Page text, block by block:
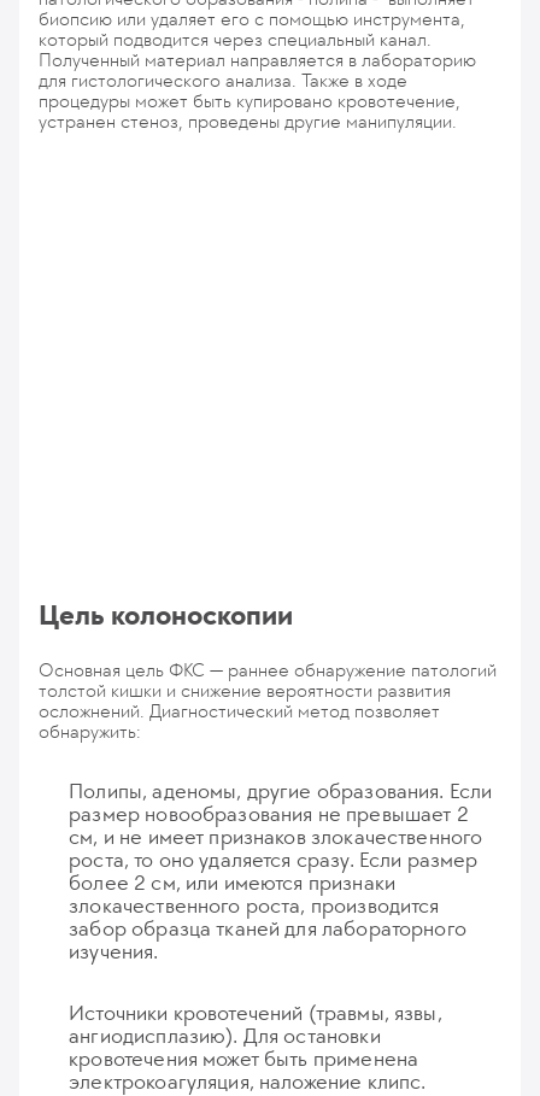
биопсию или удаляет его с помощью инструмента,
который подводится через специальный канал.
Полученный материал направляется в лабораторию
для гистологического анализа. Также в ходе
процедуры может быть купировано кровотечение,
устранен стеноз, проведены другие манипуляции.
Цель колоноскопии
Основная цель ФКС — раннее обнаружение патологий
толстой кишки и снижение вероятности развития
осложнений. Диагностический метод позволяет
обнаружить:
Полипы, аденомы, другие образования. Если
размер новообразования не превышает 2
см, и не имеет признаков злокачественного
роста, то оно удаляется сразу. Если размер
более 2 см, или имеются признаки
злокачественного роста, производится
забор образца тканей для лабораторного
изучения.
Источники кровотечений (травмы, язвы,
ангиодисплазию). Для остановки
кровотечения может быть применена
электрокоагуляция, наложение клипс.